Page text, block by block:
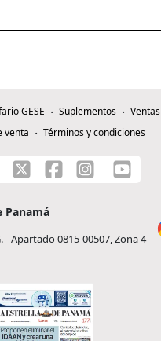
GESE Suplementos Ventas
venta
Términos y condiciones
Panamá
- Apartado 0815-00507, Zona 4